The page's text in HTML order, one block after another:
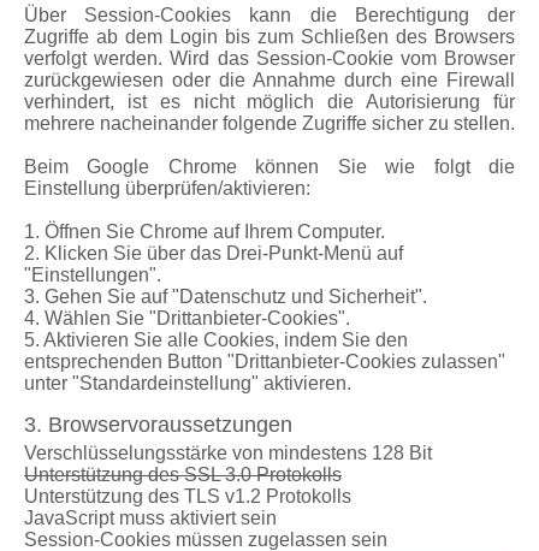
Über Session-Cookies kann die Berechtigung der
Zugriffe ab dem Login bis zum Schließen des Browsers
verfolgt werden. Wird das Session-Cookie vom Browser
zurückgewiesen oder die Annahme durch eine Firewall
verhindert, ist es nicht möglich die Autorisierung für
mehrere nacheinander folgende Zugriffe sicher zu stellen.
Beim Google Chrome können Sie wie folgt die
Einstellung überprüfen/aktivieren:
1. Öffnen Sie Chrome auf Ihrem Computer.
2. Klicken Sie über das Drei-Punkt-Menü auf
"Einstellungen".
3. Gehen Sie auf "Datenschutz und Sicherheit".
4. Wählen Sie "Drittanbieter-Cookies".
5. Aktivieren Sie alle Cookies, indem Sie den
entsprechenden Button "Drittanbieter-Cookies zulassen"
unter "Standardeinstellung" aktivieren.
3. Browservoraussetzungen
Verschlüsselungsstärke von mindestens 128 Bit
Unterstützung des SSL 3.0 Protokolls
Unterstützung des TLS v1.2 Protokolls
JavaScript muss aktiviert sein
Session-Cookies müssen zugelassen sein